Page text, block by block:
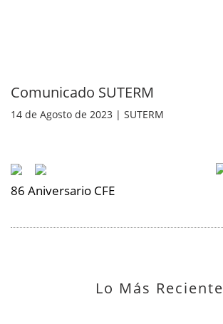
Comunicado SUTERM
14 de Agosto de 2023 | SUTERM
86 Aniversario CFE
Lo Más Reciente